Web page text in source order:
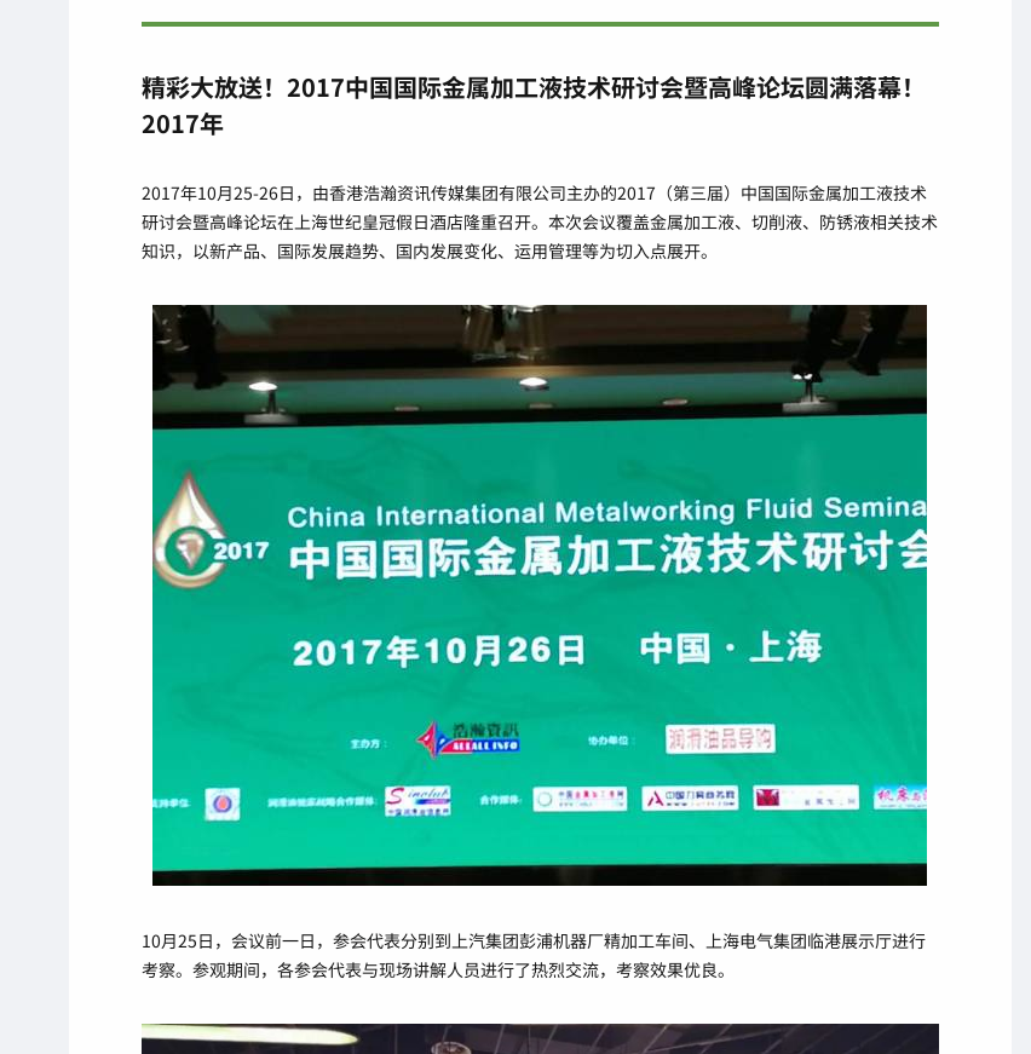
精彩大放送！2017中国国际金属加工液技术研讨会暨高峰论坛圆满落幕！
2017年
2017年10月25-26日，由香港浩瀚资讯传媒集团有限公司主办的2017（第三届）中国国际金属加工液技术
研讨会暨高峰论坛在上海世纪皇冠假日酒店隆重召开。本次会议覆盖金属加工液、切削液、防锈液相关技术
知识，以新产品、国际发展趋势、国内发展变化、运用管理等为切入点展开。
10月25日，会议前一日，参会代表分别到上汽集团彭浦机器厂精加工车间、上海电气集团临港展示厅进行
考察。参观期间，各参会代表与现场讲解人员进行了热烈交流，考察效果优良。